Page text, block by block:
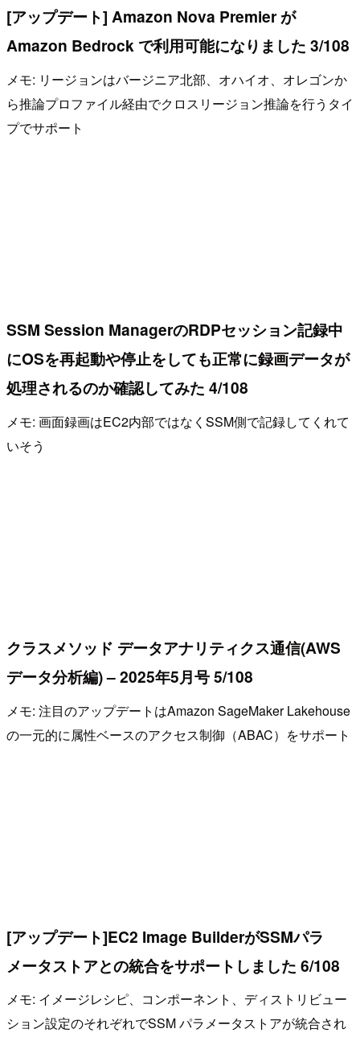
[アップデート] Amazon Nova Premier が
Amazon Bedrock で利用可能になりました 3/108
メモ: リージョンはバージニア北部、オハイオ、オレゴンか
ら推論プロファイル経由でクロスリージョン推論を行うタイ
プでサポート
SSM Session ManagerのRDPセッション記録中
にOSを再起動や停止をしても正常に録画データが
処理されるのか確認してみた 4/108
メモ: 画面録画はEC2内部ではなくSSM側で記録してくれて
いそう
クラスメソッド データアナリティクス通信(AWS
データ分析編) – 2025年5月号 5/108
メモ: 注目のアップデートはAmazon SageMaker Lakehouse
の一元的に属性ベースのアクセス制御（ABAC）をサポート
[アップデート]EC2 Image BuilderがSSMパラ
メータストアとの統合をサポートしました 6/108
メモ: イメージレシピ、コンポーネント、ディストリビュー
ション設定のそれぞれでSSM パラメータストアが統合され